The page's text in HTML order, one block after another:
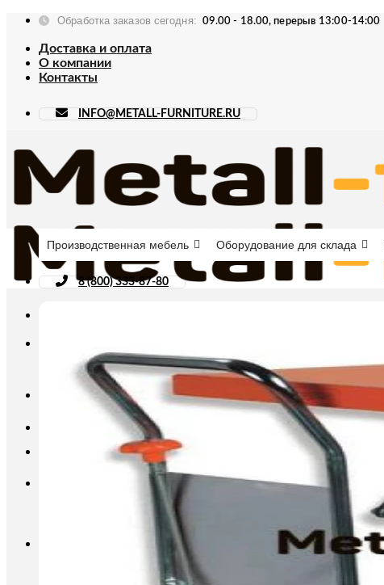
Skip
content
Обработка заказов сегодня: 09.00 - 18.00, перерыв 13:00-14:00
Доставка и оплата
О компании
Контакты
INFO@METALL-FURNITURE.RU
INFO@METALL-FURNITURE.RU
8 (800) 333-87-80
Производственная мебель Оборудование для склада
8 (800) 333-87-80